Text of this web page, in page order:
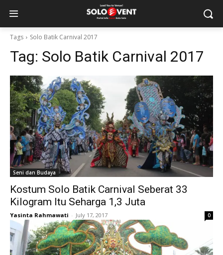
Tags Solo Batik Carnival 2017
Tag: Solo Batik Carnival 2017
Seni dan Budaya
Kostum Solo Batik Carnival Seberat 33
Kilogram Itu Seharga 1,3 Juta
Yasinta Rahmawati - July 17, 2017 0